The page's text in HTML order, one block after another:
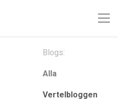
Blogs:
Alla
Vertelbloggen